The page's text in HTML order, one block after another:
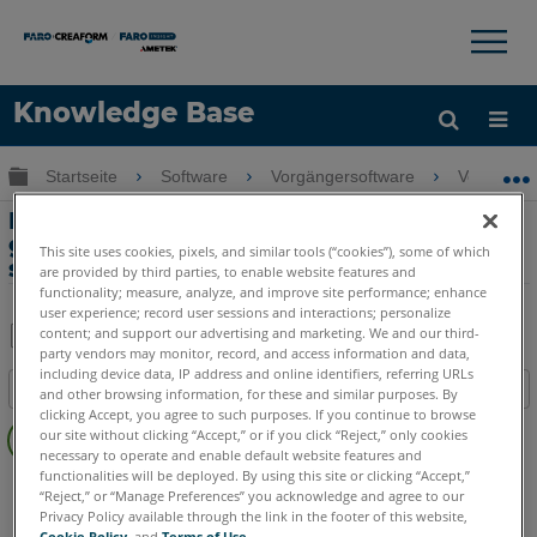
Knowledge Base
Sprache
Hilfe holen Anmelden
×
Globale Hierarchie auf- und zuklappen
Startseite Software Vorgängersoftware
Projekte können nicht in Webshare
geladen werden bzw. die Anwendung
startet nicht/stürzt ab
Als
PDF
speichern
Teilen
Inhaltsangabe
Keine
Header
SCENE WebShare Server and 2Go
This site uses cookies, pixels, and similar tools (“cookies”), some of which
are provided by third parties, to enable website features and
functionality; measure, analyze, and improve site performance; enhance
user experience; record user sessions and interactions; personalize
content; and support our advertising and marketing. We and our third-
party vendors may monitor, record, and access information and data,
including device data, IP address and online identifiers, referring URLs
and other browsing information, for these and similar purposes. By
clicking Accept, you agree to such purposes. If you continue to browse
our site without clicking “Accept,” or if you click “Reject,” only cookies
necessary to operate and enable default website features and
functionalities will be deployed. By using this site or clicking “Accept,”
“Reject,” or “Manage Preferences” you acknowledge and agree to our
Privacy Policy available through the link in the footer of this website,